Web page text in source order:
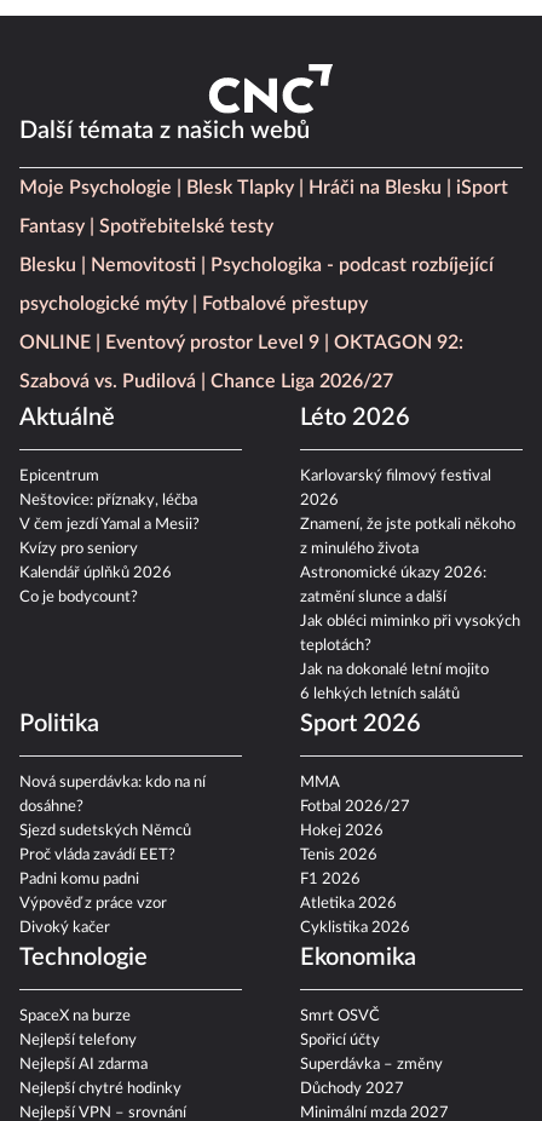
Další témata z našich webů
Moje Psychologie Blesk Tlapky Hráči na Blesku
iSport
Fantasy
Spotřebitelské testy
Blesku
Nemovitosti
Psychologika - podcast rozbíjející
psychologické mýty
Fotbalové přestupy
ONLINE
Eventový prostor Level 9
OKTAGON 92:
Szabová vs. Pudilová
Chance Liga 2026/27
Aktuálně
Epicentrum
Neštovice: příznaky, léčba
V čem jezdí Yamal a Mesii?
Kvízy pro seniory
Kalendář úplňků 2026
Co je bodycount?
Léto 2026
Karlovarský filmový festival
2026
Znamení, že jste potkali někoho
z minulého života
Astronomické úkazy 2026:
zatmění slunce a další
Jak obléci miminko při vysokých
teplotách?
Jak na dokonalé letní mojito
6 lehkých letních salátů
Politika
Nová superdávka: kdo na ní
dosáhne?
Sjezd sudetských Němců
Proč vláda zavádí EET?
Padni komu padni
Výpověď z práce vzor
Divoký kačer
Sport 2026
MMA
Fotbal 2026/27
Hokej 2026
Tenis 2026
F1 2026
Atletika 2026
Cyklistika 2026
Technologie
SpaceX na burze
Nejlepší telefony
Nejlepší AI zdarma
Nejlepší chytré hodinky
Nejlepší VPN – srovnání
Ekonomika
Smrt OSVČ
Spořicí účty
Superdávka – změny
Důchody 2027
Minimální mzda 2027